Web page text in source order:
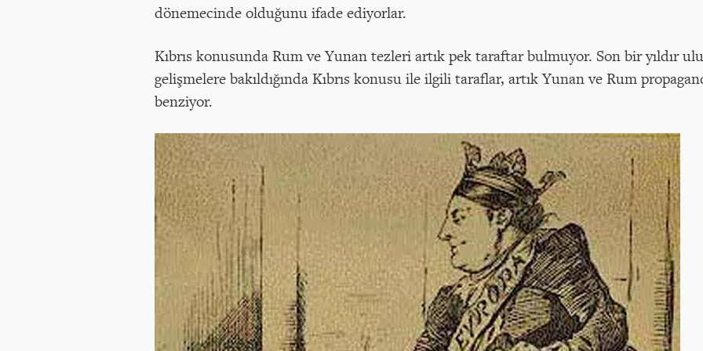
dönemecinde olduğunu ifade ediyorlar.
Kıbrıs konusunda Rum ve Yunan tezleri artık pek taraftar bulmuyor. Son bir yıldır
gelişmelere bakıldığında Kıbrıs konusu ile ilgili taraflar, artık Yunan ve Rum
benziyor.